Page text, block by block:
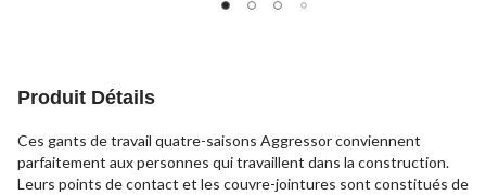
Produit Détails
Ces gants de travail quatre-saisons Aggressor conviennent
parfaitement aux personnes qui travaillent dans la construction.
Leurs points de contact et les couvre-jointures sont constitués de